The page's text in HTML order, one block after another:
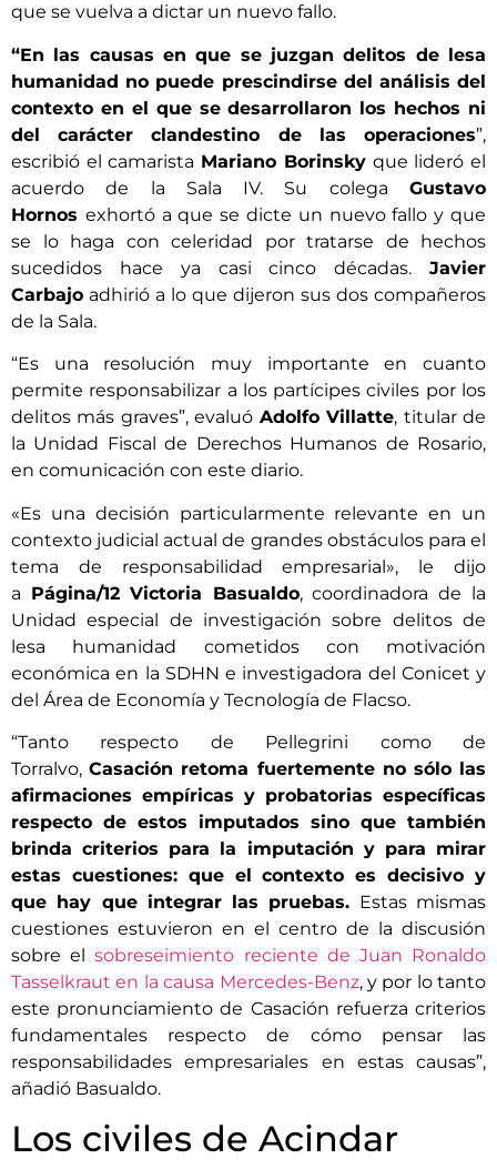
que se vuelva a dictar un nuevo fallo.
“En las causas en que se juzgan delitos de lesa
humanidad no puede prescindirse del análisis del
contexto en el que se desarrollaron los hechos ni
del carácter clandestino de las operaciones”,
escribió el camarista Mariano Borinskyque lideró el
acuerdo de la Sala IV. Su colega Gustavo
Hornos exhortó a que se dicte un nuevo fallo y que
se lo haga con celeridad por tratarse de hechos
sucedidos hace ya casi cinco décadas. Javier
Carbajo adhirió a lo que dijeron sus dos compañeros
de la Sala.
“Es una resolución muy importante en cuanto
permite responsabilizar a los partícipes civiles por los
delitos más graves”, evaluó Adolfo Villatte, titular de
la Unidad Fiscal de Derechos Humanos de Rosario,
en comunicación con este diario.
«Es una decisión particularmente relevante en un
contexto judicial actual de grandes obstáculos para el
tema de responsabilidad empresarial», le dijo
a Página/12 Victoria Basualdo, coordinadora de la
Unidad especial de investigación sobre delitos de
lesa humanidad cometidos con motivación
económica en la SDHN e investigadora del Conicet y
del Área de Economía y Tecnología de Flacso.
“Tanto respecto de Pellegrini como de
Torralvo,Casación retoma fuertemente no sólo las
afirmaciones empíricas y probatorias específicas
respecto de estos imputados sino que también
brinda criterios para la imputación y para mirar
estas cuestiones: que el contexto es decisivo y
que hay que integrar las pruebas. Estas mismas
cuestiones estuvieron en el centro de la discusión
sobre el sobreseimiento reciente de Juan Ronaldo
Tasselkraut en la causa Mercedes-Benz, y por lo tanto
este pronunciamiento de Casación refuerza criterios
fundamentales respecto de cómo pensar las
responsabilidades empresariales en estas causas”,
añadió Basualdo.
Los civiles de Acindar